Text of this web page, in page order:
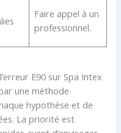
Faire appel à un
professionnel.
E90 sur Spa Intex
une méthode
hypothèse et de
La priorité est